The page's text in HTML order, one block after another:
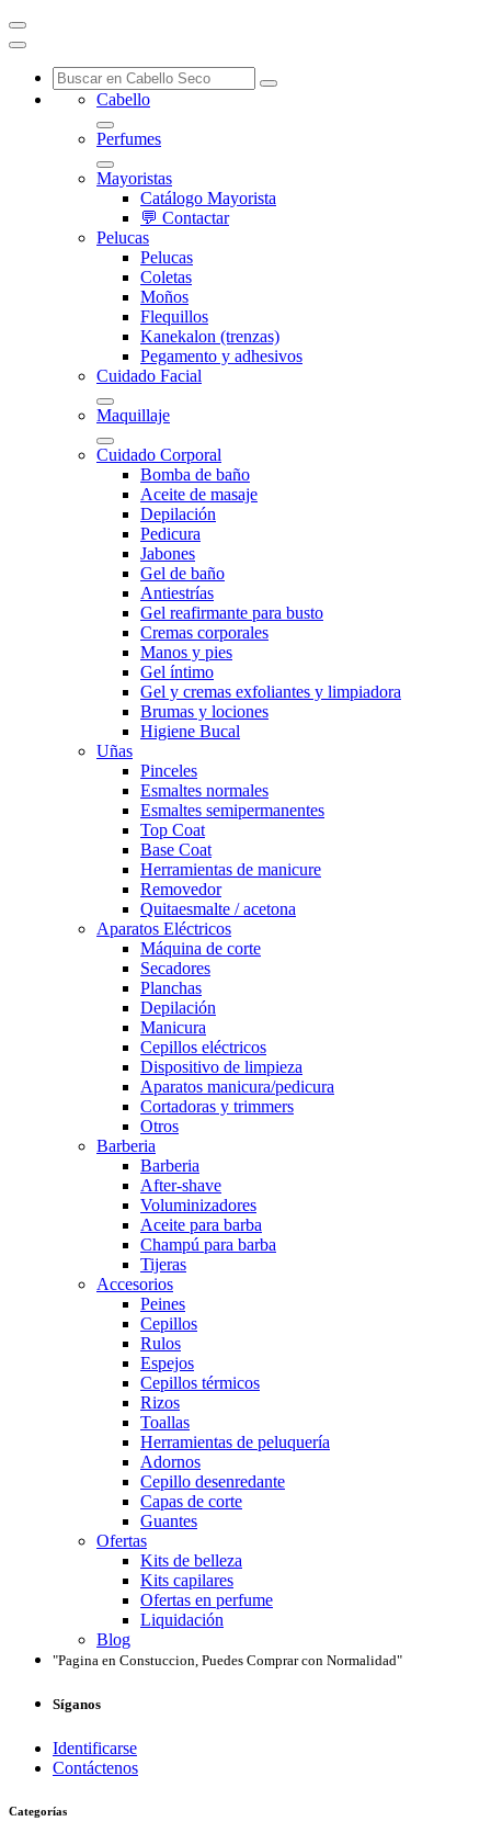
Cabello
Perfumes
Mayoristas
Catálogo Mayorista
💬 Contactar
Pelucas
Pelucas
Coletas
Moños
Flequillos
Kanekalon (trenzas)
Pegamento y adhesivos
Cuidado Facial
Maquillaje
Cuidado Corporal
Bomba de baño
Aceite de masaje
Depilación
Pedicura
Jabones
Gel de baño
Antiestrías
Gel reafirmante para busto
Cremas corporales
Manos y pies
Gel íntimo
Gel y cremas exfoliantes y limpiadora
Brumas y lociones
Higiene Bucal
Uñas
Pinceles
Esmaltes normales
Esmaltes semipermanentes
Top Coat
Base Coat
Herramientas de manicure
Removedor
Quitaesmalte / acetona
Aparatos Eléctricos
Máquina de corte
Secadores
Planchas
Depilación
Manicura
Cepillos eléctricos
Dispositivo de limpieza
Aparatos manicura/pedicura
Cortadoras y trimmers
Otros
Barberia
Barberia
After-shave
Voluminizadores
Aceite para barba
Champú para barba
Tijeras
Accesorios
Peines
Cepillos
Rulos
Espejos
Cepillos térmicos
Rizos
Toallas
Herramientas de peluquería
Adornos
Cepillo desenredante
Capas de corte
Guantes
Ofertas
Kits de belleza
Kits capilares
Ofertas en perfume
Liquidación
Blog
"Pagina en Constuccion, Puedes Comprar con Normalidad"
Síganos
Identificarse
Contáctenos
Categorías